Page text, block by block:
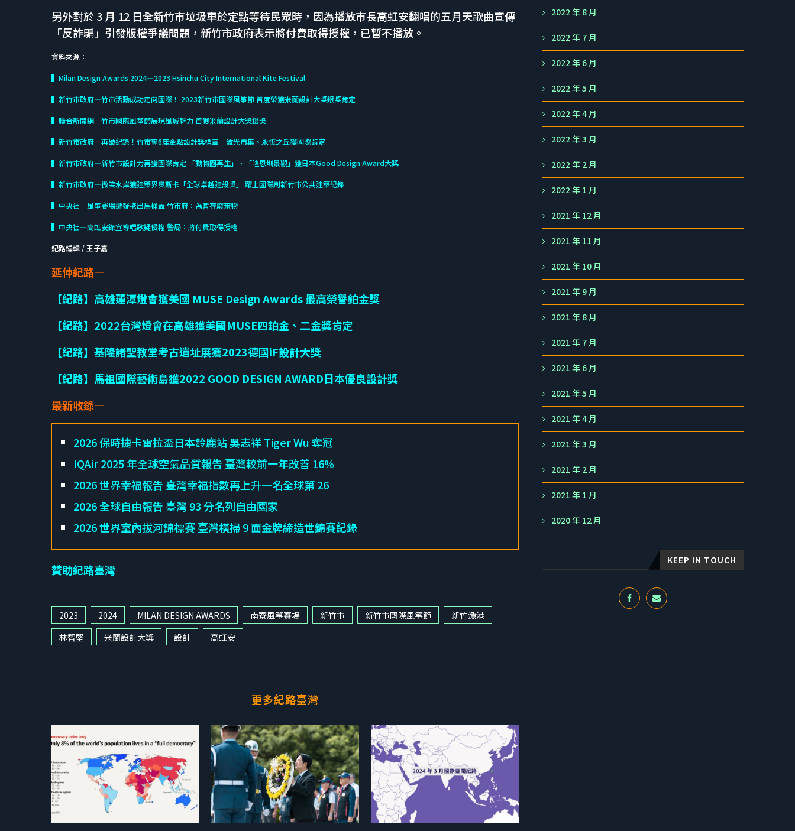
另外對於 3 月 12 日全新竹市垃圾車於定點等待民眾時，因為播放市長高虹安翻唱的五月天歌曲宣傳
「反詐騙」引發版權爭議問題，新竹市政府表示將付費取得授權，已暫不播放。
資料來源：
▍Milan Design Awards 2024—2023 Hsinchu City International Kite Festival
▍新竹市政府—竹市活動成功走向國際！ 2023新竹市國際風箏節 首度榮獲米蘭設計大獎銀獎肯定
▍聯合新聞網—竹市國際風箏節展現風城魅力 首獲米蘭設計大獎銀獎
▍新竹市政府—再破紀錄！竹市奪6座金點設計獎標章 波光市集、永恆之丘獲國際肯定
▍新竹市政府—新竹市設計力再獲國際肯定 「動物園再生」、「隆恩圳景觀」獲日本Good Design Award大獎
▍新竹市政府—微笑水岸獲建築界奧斯卡「全球卓越建設獎」 躍上國際刷新竹市公共建築記錄
▍中央社—風箏賽場遭疑挖出馬桶蓋 竹市府：為暫存廢棄物
▍中央社—高虹安錄宣導唱歌疑侵權 警局：將付費取得授權
紀路編輯 / 王子嘉
延伸紀路—
【紀路】高雄蓮潭燈會獲美國 MUSE Design Awards 最高榮譽鉑金獎
【紀路】2022台灣燈會在高雄獲美國MUSE四鉑金、二金獎肯定
【紀路】基隆諸聖教堂考古遺址展獲2023德國iF設計大獎
【紀路】馬祖國際藝術島獲2022 GOOD DESIGN AWARD日本優良設計獎
最新收錄—
2026 保時捷卡雷拉盃日本鈴鹿站 吳志祥 Tiger Wu 奪冠
IQAir 2025 年全球空氣品質報告 臺灣較前一年改善 16%
2026 世界幸福報告 臺灣幸福指數再上升一名全球第 26
2026 全球自由報告 臺灣 93 分名列自由國家
2026 世界室內拔河錦標賽 臺灣橫掃 9 面金牌締造世錦賽紀錄
贊助紀路臺灣
2023 2024 MILAN DESIGN AWARDS 南寮風箏賽場 新竹市 新竹市國際風箏節
新竹漁港
林智堅
米蘭設計大獎 設計 高虹安
更多紀路臺灣
2022 年 8 月
2022 年 7 月
2022 年 6 月
2022 年 5 月
2022 年 4 月
2022 年 3 月
2022 年 2 月
2022 年 1 月
2021 年 12 月
2021 年 11 月
2021 年 10 月
2021 年 9 月
2021 年 8 月
2021 年 7 月
2021 年 6 月
2021 年 5 月
2021 年 4 月
2021 年 3 月
2021 年 2 月
2021 年 1 月
2020 年 12 月
KEEP IN TOUCH